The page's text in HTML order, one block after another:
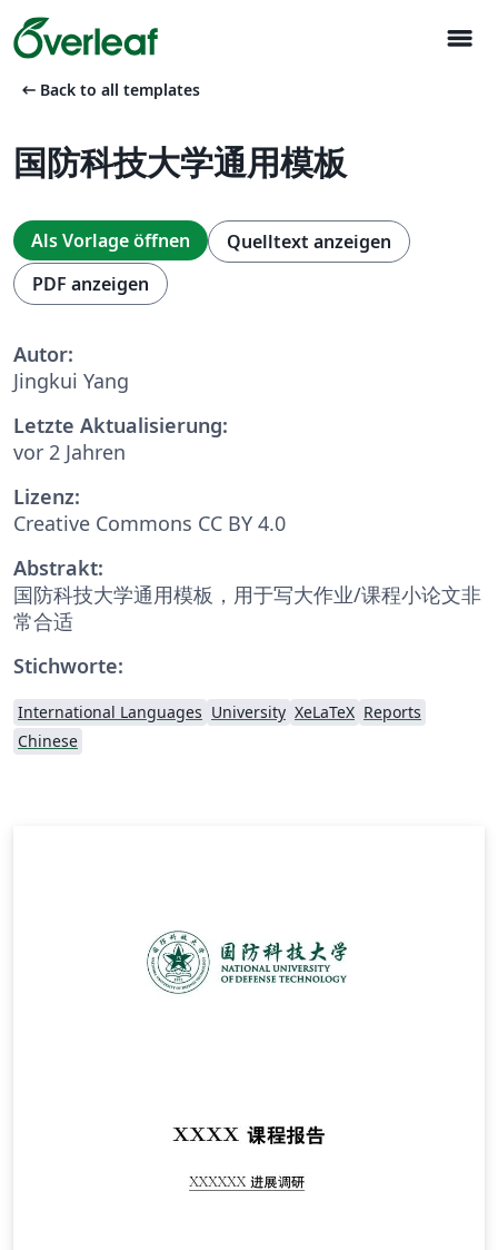
menu
arrow_left_alt Back to all templates
国防科技大学通用模板
Als Vorlage öffnen
Quelltext anzeigen
PDF anzeigen
Autor:
Jingkui Yang
Letzte Aktualisierung:
vor 2 Jahren
Lizenz:
Creative Commons CC BY 4.0
Abstrakt:
国防科技大学通用模板，用于写大作业/课程小论文非
常合适
Stichworte:
International Languages University XeLaTeX Reports
Chinese